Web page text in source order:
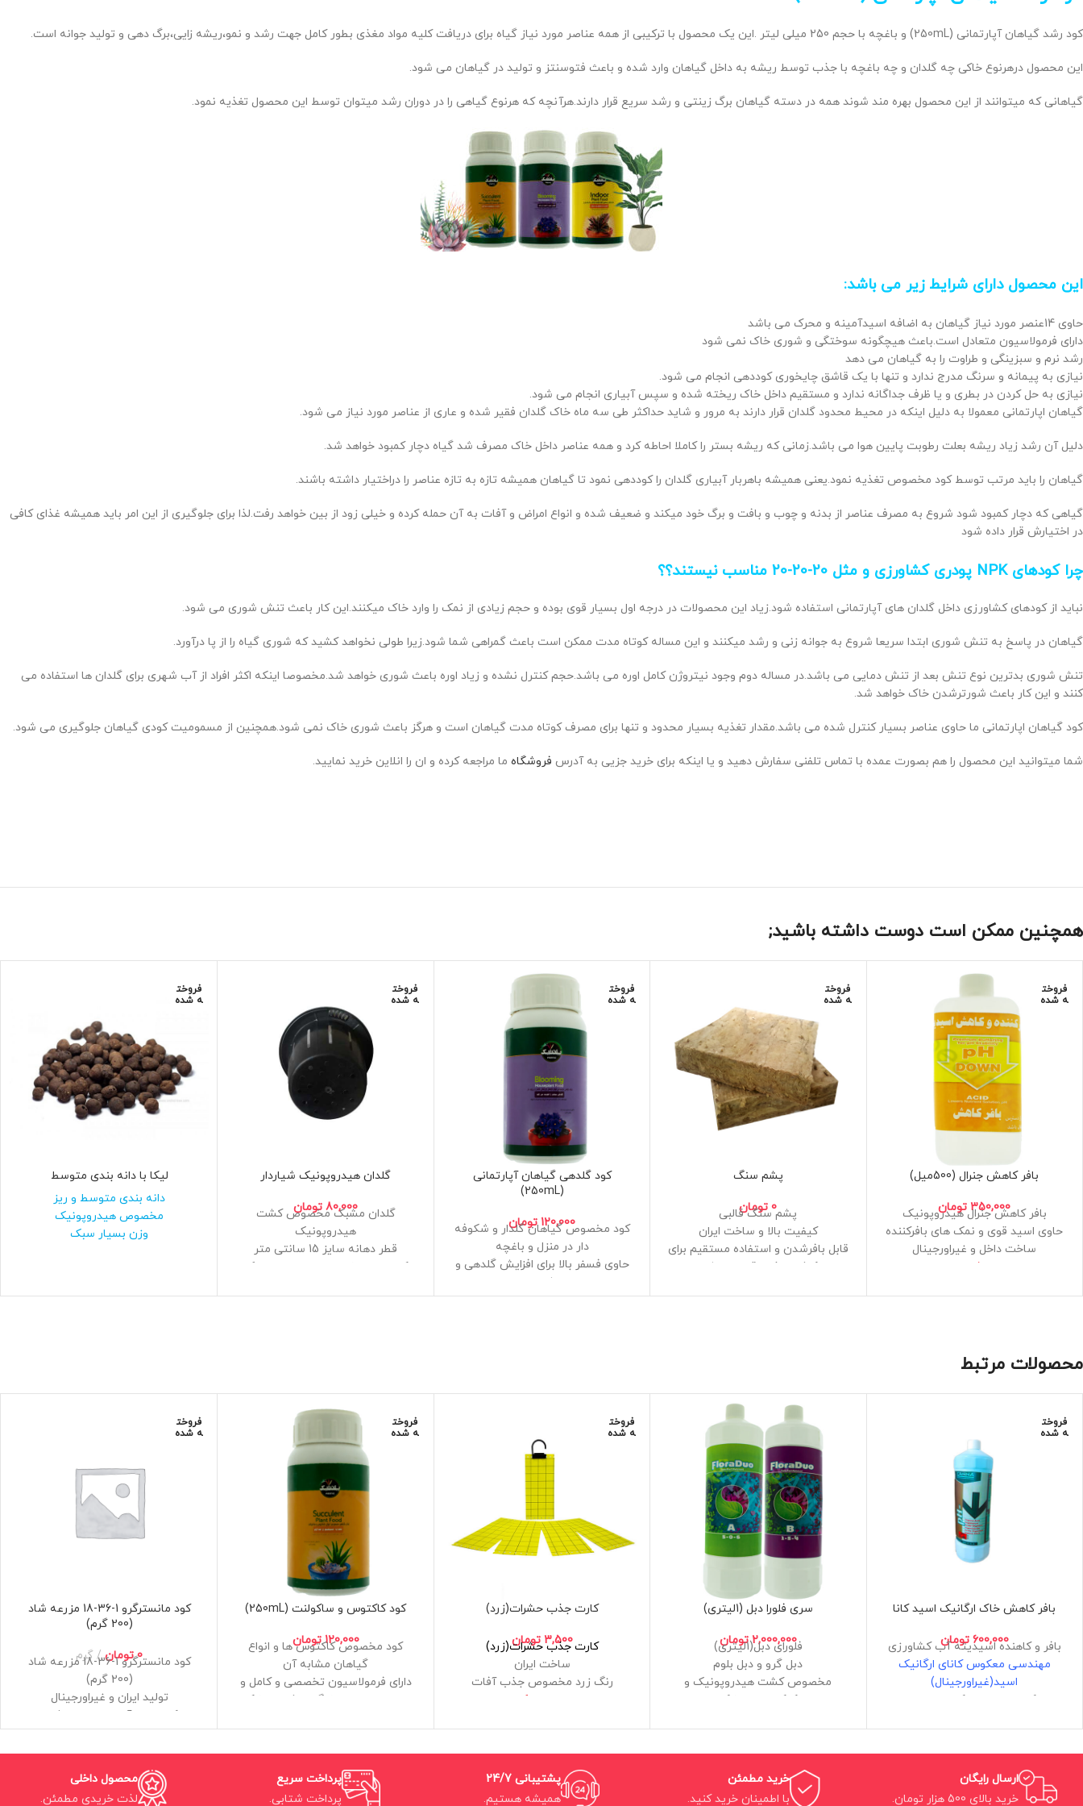
کود رشد گیاهان آپارتمانی (250mL) و باغچه با حجم 250 میلی لیتر .این یک محصول با ترکیبی از همه عناصر مورد نیاز گیاه برای دریافت کلیه مواد مغذی بطور کامل جهت رشد و نمو،ریشه زایی،برگ دهی و تولید جوانه است.
این محصول درهرنوع خاکی چه گلدان و چه باغچه با جذب توسط ریشه به داخل گیاهان وارد شده و باعث فتوسنتز و تولید در گیاهان می شود.
گیاهانی که میتوانند از این محصول بهره مند شوند همه در دسته گیاهان برگ زینتی و رشد سریع قرار دارند.هرآنچه که هرنوع گیاهی را در دوران رشد میتوان توسط این محصول تغذیه نمود.
این محصول دارای شرایط زیر می باشد:
حاوی 14عنصر مورد نیاز گیاهان به اضافه اسیدآمینه و محرک می باشد
دارای فرمولاسیون متعادل است.باعث هیچگونه سوختگی و شوری خاک نمی شود
رشد نرم و سبزینگی و طراوت را به گیاهان می دهد
نیازی به پیمانه و سرنگ مدرج ندارد و تنها با یک قاشق چایخوری کوددهی انجام می شود.
نیازی به حل کردن در بطری و یا ظرف جداگانه ندارد و مستقیم داخل خاک ریخته شده و سپس آبیاری انجام می شود.
گیاهان اپارتمانی معمولا به دلیل اینکه در محیط محدود گلدان قرار دارند به مرور و شاید حداکثر طی سه ماه خاک گلدان فقیر شده و عاری از عناصر مورد نیاز می شود.
دلیل آن رشد زیاد ریشه بعلت رطوبت پایین هوا می باشد.زمانی که ریشه بستر را کاملا احاطه کرد و همه عناصر داخل خاک مصرف شد گیاه دچار کمبود خواهد شد.
گیاهان را باید مرتب توسط کود مخصوص تغذیه نمود.یعنی همیشه باهربار آبیاری گلدان را کوددهی نمود تا گیاهان همیشه تازه به تازه عناصر را دراختیار داشته باشند.
گیاهی که دچار کمبود شود شروع به مصرف عناصر از بدنه و چوب و بافت و برگ خود میکند و ضعیف شده و انواع امراض و آفات به آن حمله کرده و خیلی زود از بین خواهد رفت.لذا برای جلوگیری از این امر باید همیشه غذای کافی
در اختیارش قرار داده شود
چرا کودهای NPK پودری کشاورزی و مثل 20-20-20 مناسب نیستند؟؟
نباید از کودهای کشاورزی داخل گلدان های آپارتمانی استفاده شود.زیاد این محصولات در درجه اول بسیار قوی بوده و حجم زیادی از نمک را وارد خاک میکنند.این کار باعث تنش شوری می شود.
گیاهان در پاسخ به تنش شوری ابتدا سریعا شروع به جوانه زنی و رشد میکنند و این مساله کوتاه مدت ممکن است باعث گمراهی شما شود.زیرا طولی نخواهد کشید که شوری گیاه را از پا درآورد.
تنش شوری بدترین نوع تنش بعد از تنش دمایی می باشد.در مساله دوم وجود نیتروژن کامل اوره می باشد.حجم کنترل نشده و زیاد اوره باعث شوری خواهد شد.مخصوصا اینکه اکثر افراد از آب شهری برای گلدان ها استفاده می
کنند و این کار باعث شورترشدن خاک خواهد شد.
کود گیاهان اپارتمانی ما حاوی عناصر بسیار کنترل شده می باشد.مقدار تغذیه بسیار محدود و تنها برای مصرف کوتاه مدت گیاهان است و هرگز باعث شوری خاک نمی شود.همچنین از مسمومیت کودی گیاهان جلوگیری می شود.
شما میتوانید این محصول را هم بصورت عمده با تماس تلفنی سفارش دهید و یا اینکه برای خرید جزیی به آدرس فروشگاه ما مراجعه کرده و ان را انلاین خرید نمایید.
همچنین ممکن است دوست داشته باشید;
فروخت
ه شده
بافر کاهش جنرال (500میل)
350,000 تومان
بافر کاهش جنرال هیدروپونیک
حاوی اسید قوی و نمک های بافرکننده
ساخت داخل و غیراورجینال
فروخت
ه شده
پشم سنگ
0 تومان
پشم سنگ قالبی
کیفیت بالا و ساخت ایران
قابل بافرشدن و استفاده مستقیم برای
کاشت بذر و قلمه و نشاء
سایز 60*60*5
فروخت
ه شده
کود گلدهی گیاهان آپارتمانی
(250mL)
120,000 تومان
کود مخصوص گیاهان گلدار و شکوفه
دار در منزل و باغچه
حاوی فسفر بالا برای افزایش گلدهی و
ریشه زایی
محصول ساخت داخل با کیفیت بالای
مدرج و بدون نیاز به ظرف برای حل
کردن
استفاده مستقیم در خاک گلدان یا
باغچه و سپس آبیاری روی خاک
فروخت
ه شده
گلدان هیدروپونیک شیاردار
80,000 تومان
گلدان مشبک مخصوص کشت
هیدروپونیک
قطر دهانه سایز 15 سانتی متر
کیفیت ساخت بالا و مواد درجه یک
فروخت
ه شده
لیکا با دانه بندی متوسط
دانه بندی متوسط و ریز
مخصوص هیدروپونیک
وزن بسیار سبک
محصولات مرتبط
فروخت
ه شده
بافر کاهش خاک ارگانیک اسید کانا
600,000 تومان
بافر و کاهنده اسیدیته آب کشاورزی
مهندسی معکوس کانای ارگانیک
اسید(غیراورجینال)
دارای کیفیت عالی و کیفیت تضمینی
حجم 1 لیتر
سری فلورا دبل (1لیتری)
2,000,000 تومانفلورای دبل(1لیتری)
دبل گرو و دبل بلوم
مخصوص کشت هیدروپونیک و
کوکوپیت و خاک
دقیق
ساخت ایران
فروخت
ه شده
کارت جذب حشرات(زرد)
3,500 تومان
کارت جذب حشرات(زرد)
ساخت ایران
رنگ زرد مخصوص جذب آفات
بسته بندی یک عدد
فروخت
ه شده
کود کاکتوس و ساکولنت (250mL)
120,000 تومان
کود مخصوص کاکتوس ها و انواع
گیاهان مشابه آن
دارای فرمولاسیون تخصصی و کامل و
بدون ایجاد سوختگی و شوری خاک
بدون نیاز به پیمانه سرنگ یا مدرج
برای اندازه گیری و بدون نیاز به ظرف
برای حل کردن
فروخت
ه شده
کود مانسترگرو 1-36-18 مزرعه شاد
(200 گرم)
0 تومان گرمکود مانسترگرو 1-36-18 مزرعه شاد
(200 گرم)
تولید ایران و غیراورجینال
کیفیت و آنالیز تضمین شده
مکمل مخصوص رشد سریعتر و ریشه
زایی بهتر گیاهان
قابلیت محلول پاشی و آبیاری در
تمامی سیستم ها و بسترها
محصول داخلی
لذت خریدی مطمئن.
پرداخت سریع
پرداخت شتابی.
پشتیبانی 24/7
همیشه هستیم.
خرید مطمئن
با اطمینان خرید کنید.
ارسال رایگان
خرید بالای 500 هزار تومان.